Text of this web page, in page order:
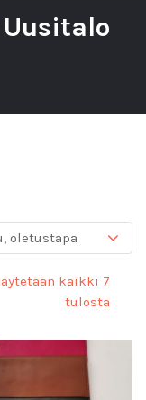
kaikki 7
tulosta